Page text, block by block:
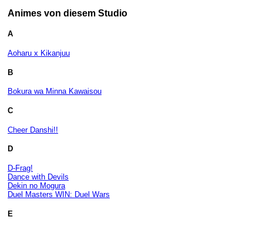
Animes von diesem Studio
A
Aoharu x Kikanjuu
B
Bokura wa Minna Kawaisou
C
Cheer Danshi!!
D
D-Frag!
Dance with Devils
Dekin no Mogura
Duel Masters WIN: Duel Wars
E